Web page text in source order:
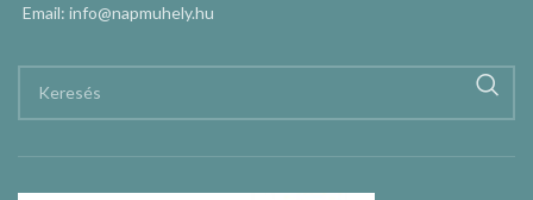
Email: info@napmuhely.hu